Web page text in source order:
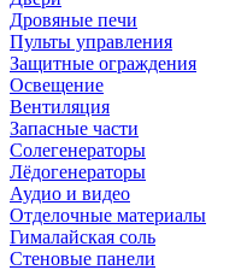
Дровяные печи
Пульты управления
Защитные ограждения
Освещение
Вентиляция
Запасные части
Солегенераторы
Лёдогенераторы
Аудио и видео
Отделочные материалы
Гималайская соль
Стеновые панели